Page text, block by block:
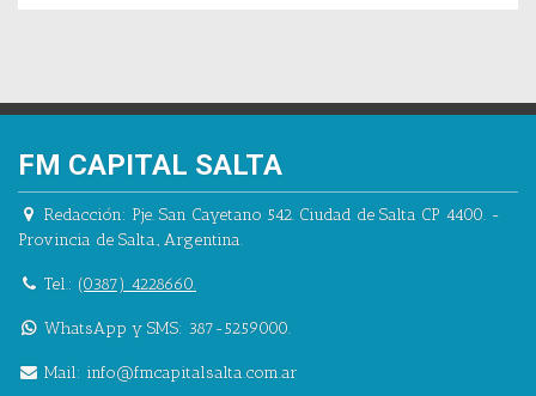
FM CAPITAL SALTA
Redacción: Pje. San Cayetano 542. Ciudad de Salta CP 4400. -
Provincia de Salta., Argentina.
Tel.: (0387) 4228660.
WhatsApp y SMS: 387-5259000.
Mail: info@fmcapitalsalta.com.ar